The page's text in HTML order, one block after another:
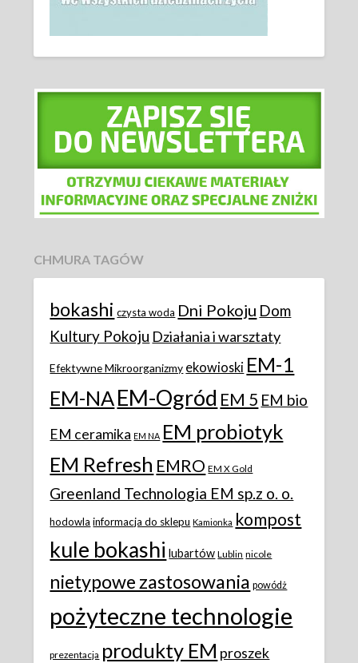
CHMURA TAGÓW
bokashi czysta woda Dni Pokoju Dom
Kultury Pokoju Działania i warsztaty
Efektywne Mikroorganizmy ekowioski EM-1
EM-NAEM-Ogród EM 5 EM bio
EM ceramika EM NA EM probiotyk
EM Refresh EMRO EM X Gold
Greenland Technologia EM sp.z o. o.
hodowla informacja do sklepu Kamionka kompost
kule bokashi lubartów Lublin nicole
nietypowe zastosowania powódż
pożyteczne technologie
prezentacja produkty EM proszek